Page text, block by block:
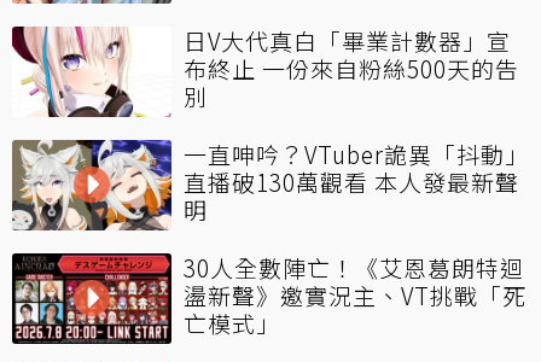
日V大代真白「畢業計數器」宣
布終止 一份來自粉絲500天的告
別
一直呻吟？VTuber詭異「抖動」
直播破130萬觀看 本人發最新聲
明
30人全數陣亡！《艾恩葛朗特迴
盪新聲》邀實況主、VT挑戰「死
亡模式」